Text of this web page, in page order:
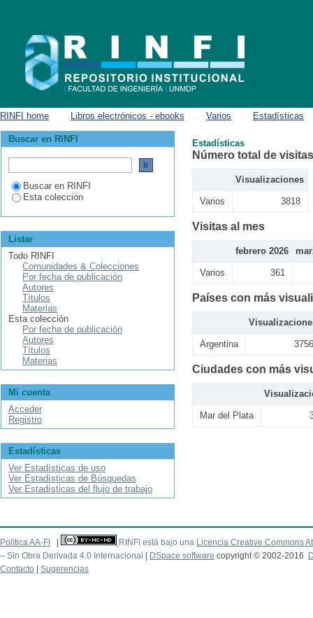
RINFI home Libros electrónicos - ebooks Varios Estadísticas
Estadísticas
Número total de visitas
Visualizaciones
Varios 3818
Visitas al mes
febrero 2026
Varios 361
Países con más
Argentina 3756
Ciudades con más
Mar del Plata
Buscar en RINFI
Buscar en RINFI
Esta colección
Listar
Todo RINFI
Comunidades & Colecciones
Por fecha de publicación
Autores
Títulos
Materias
Esta colección
Por fecha de publicación
Autores
Títulos
Materias
Mi cuenta
Acceder
Registro
Estadísticas
Ver Estadísticas de uso
Ver Estadísticas de Búsquedas
Ver Estadísticas del flujo de trabajo
Politica AA-FI RINFI está bajo una Licencia Creative Commons
– Sin Obra Derivada 4.0 Internacional
DSpace software copyright © 2002-2016
Contacto
Sugerencias